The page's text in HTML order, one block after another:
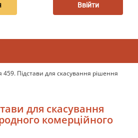
Ввійти
459. Підстави для скасування рішення
для скасування
комерційного